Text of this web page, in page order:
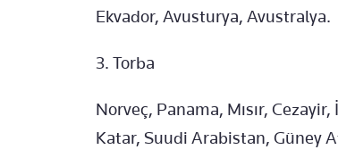
Ekvador, Avusturya, Avustralya.
3.⁠ ⁠Torba
Norveç, Panama, Mısır,
Katar, Suudi Arabistan, Güney